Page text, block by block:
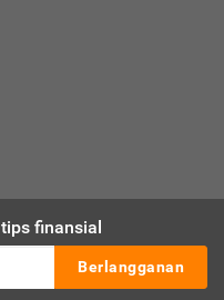
finansial
Berlangganan